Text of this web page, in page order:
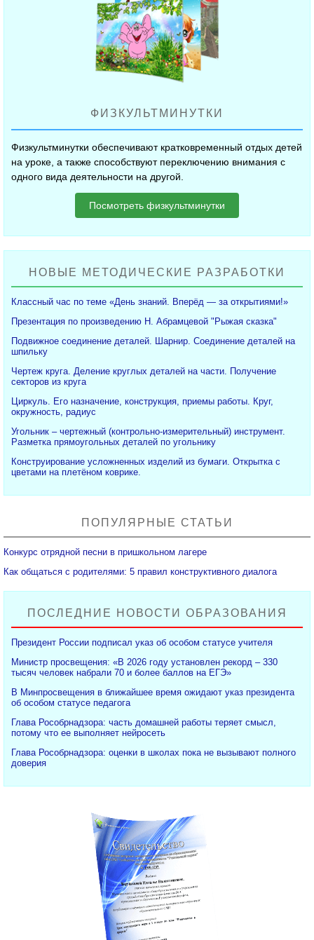
ФИЗКУЛЬТМИНУТКИ
Физкультминутки обеспечивают кратковременный отдых детей
на уроке, а также способствуют переключению внимания с
одного вида деятельности на другой.
Посмотреть физкультминутки
НОВЫЕ МЕТОДИЧЕСКИЕ РАЗРАБОТКИ
Классный час по теме «День знаний. Вперёд — за открытиями!»
Презентация по произведению Н. Абрамцевой "Рыжая сказка"
Подвижное соединение деталей. Шарнир. Соединение деталей на
шпильку
Чертеж круга. Деление круглых деталей на части. Получение
секторов из круга
Циркуль. Его назначение, конструкция, приемы работы. Круг,
окружность, радиус
Угольник – чертежный (контрольно-измерительный) инструмент.
Разметка прямоугольных деталей по угольнику
Конструирование усложненных изделий из бумаги. Открытка с
цветами на плетёном коврике.
ПОПУЛЯРНЫЕ СТАТЬИ
Конкурс отрядной песни в пришкольном лагере
Как общаться с родителями: 5 правил конструктивного диалога
ПОСЛЕДНИЕ НОВОСТИ ОБРАЗОВАНИЯ
Президент России подписал указ об особом статусе учителя
Министр просвещения: «В 2026 году установлен рекорд – 330
тысяч человек набрали 70 и более баллов на ЕГЭ»
В Минпросвещения в ближайшее время ожидают указ президента
об особом статусе педагога
Глава Рособрнадзора: часть домашней работы теряет смысл,
потому что ее выполняет нейросеть
Глава Рособрнадзора: оценки в школах пока не вызывают полного
доверия